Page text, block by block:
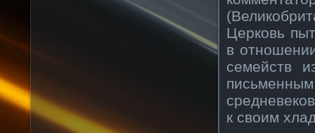
Церковь
в
семейств
к своим